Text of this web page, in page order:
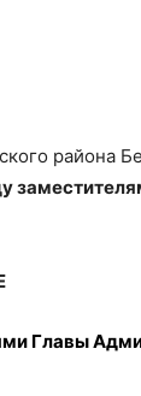
района
Главы